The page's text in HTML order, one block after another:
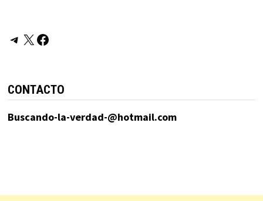
Telegram
X Facebook
CONTACTO
Buscando-la-verdad-@hotmail.com